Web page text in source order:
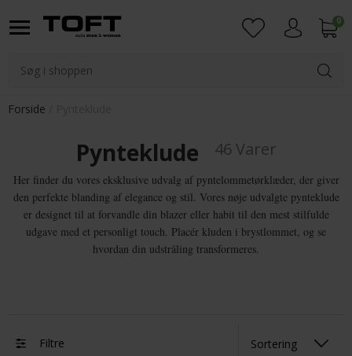
0
Forside
Pynteklude 46 Varer
Her finder du vores eksklusive udvalg af pyntelommetørklæder, der giver
den perfekte blanding af elegance og stil. Vores nøje udvalgte pynteklude
er designet til at forvandle din blazer eller habit til den mest stilfulde
udgave med et personligt touch. Placér kluden i brystlommet, og se
hvordan din udstråling transformeres.
Filtre